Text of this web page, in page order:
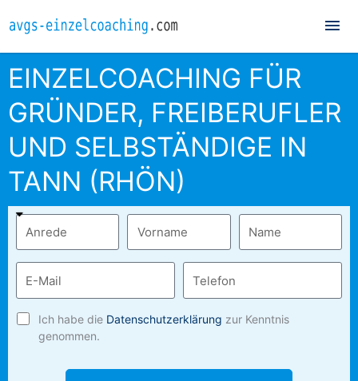
EINZELCOACHING FÜR
GRÜNDER, FREIBERUFLER
UND SELBSTÄNDIGE IN
TANN (RHÖN)
Ich habe die Datenschutzerklärung zur Kenntnis
genommen.